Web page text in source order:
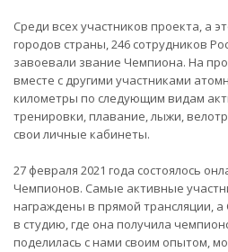
Среди всех участников проекта, а
городов страны, 246 сотрудников
завоевали звание Чемпиона. На
вместе с другими участниками
километры по следующим видам
тренировки, плавание, лыжи,
свои личные кабинеты.
27 февраля 2021 года состоялось
Чемпионов. Самые активные
награждены в прямой трансляции,
в студию, где она получила
поделилась с нами своим опытом,